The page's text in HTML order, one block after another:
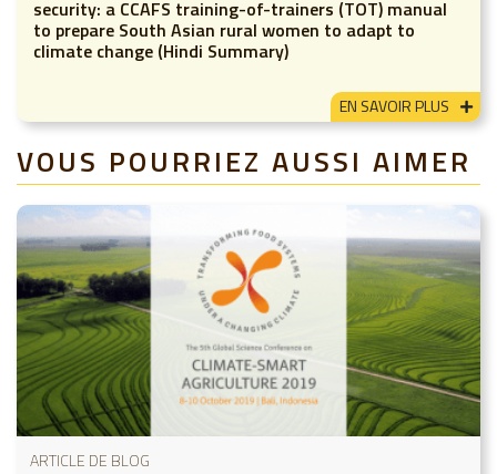
security: a CCAFS training-of-trainers (TOT) manual
to prepare South Asian rural women to adapt to
climate change (Hindi Summary)
EN SAVOIR PLUS
VOUS POURRIEZ AUSSI AIMER
ARTICLE DE BLOG